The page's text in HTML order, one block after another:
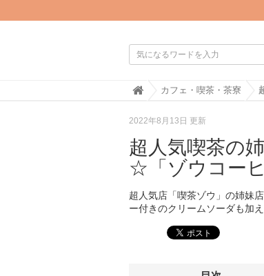
H
e
カフェ・喫茶・茶寮
2022年8月13日 更新
超人気喫茶の
☆「ゾウコー
超人気店「喫茶ゾウ」の姉妹
ー付きのクリームソーダも加